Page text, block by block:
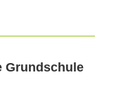
Grundschule